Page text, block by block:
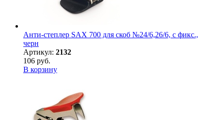
Анти-степлер SAX 700 для скоб №24/6,26/6, с фикс.,
черн
Артикул: 2132
106 руб.
В корзину